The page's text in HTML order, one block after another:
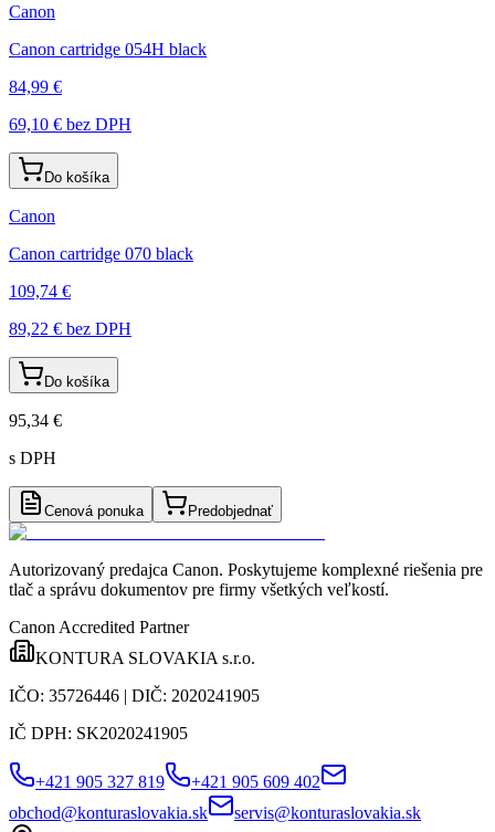
Canon
Canon cartridge 054H black
84,99 €
69,10 € bez DPH
Do košíka
Canon
Canon cartridge 070 black
109,74 €
89,22 € bez DPH
Do košíka
95,34 €
s DPH
Cenová ponuka Predobjednať
Autorizovaný predajca Canon. Poskytujeme komplexné riešenia pre
tlač a správu dokumentov pre firmy všetkých veľkostí.
Canon Accredited Partner
KONTURA SLOVAKIA s.r.o.
IČO: 35726446 | DIČ: 2020241905
IČ DPH: SK2020241905
+421 905 327 819
+421 905 609 402
obchod@konturaslovakia.sk
servis@konturaslovakia.sk